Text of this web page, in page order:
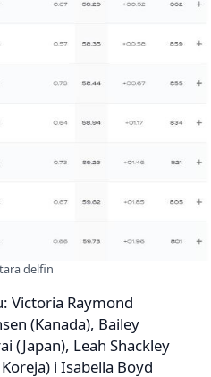
delfin
Victoria Raymond
(Kanada), Bailey
(Japan), Leah Shackley
i Isabella Boyd